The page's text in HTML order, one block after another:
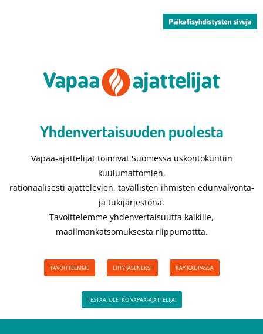
Yhdenvertaisuuden puolesta​
Vapaa-ajattelijat toimivat Suomessa uskontokuntiin
kuulumattomien,
rationaalisesti ajattelevien, tavallisten ihmisten edunvalvonta-
ja tukijärjestönä.
Tavoittelemme yhdenvertaisuutta kaikille,
maailmankatsomuksesta riippumattta.
TAVOITTEEMME LIITY JÄSENEKSI KÄY KAUPASSA
TESTAA, OLETKO VAPAA-AJATTELIJA!